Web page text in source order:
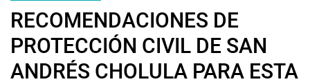
RECOMENDACIONES DE
PROTECCIÓN CIVIL DE SAN
ANDRÉS CHOLULA PARA ESTA